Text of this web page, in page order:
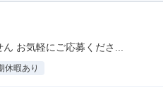
お気軽にご応募くださ...
休暇あり